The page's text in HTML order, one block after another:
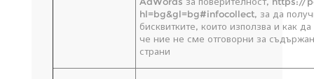
hl=bg&gl=bg#infocollect, за да
бисквитките, които използва и как
че ние не сме отговорни за
страни